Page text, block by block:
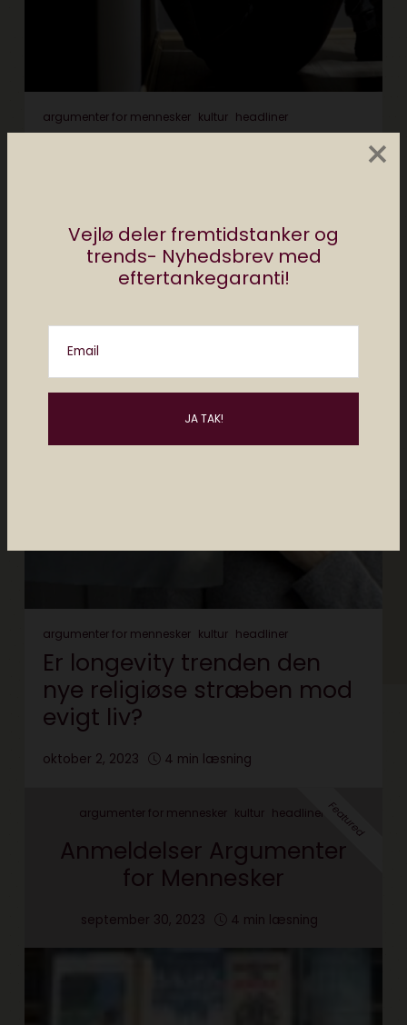
Vejlø deler fremtidstanker og
trends- Nyhedsbrev med
eftertankegaranti!
Email
×
argumenter for mennesker kultur headliner
argumenter for mennesker kultur headliner
Er longevity trenden den
nye religiøse stræben mod
evigt liv?
oktober 2, 2023 4 min læsning
Featured
argumenter for mennesker kultur headliner
Anmeldelser Argumenter
for Mennesker
september 30, 2023 4 min læsning